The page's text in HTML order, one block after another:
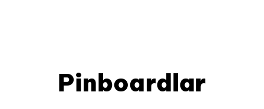
Pinboardlar